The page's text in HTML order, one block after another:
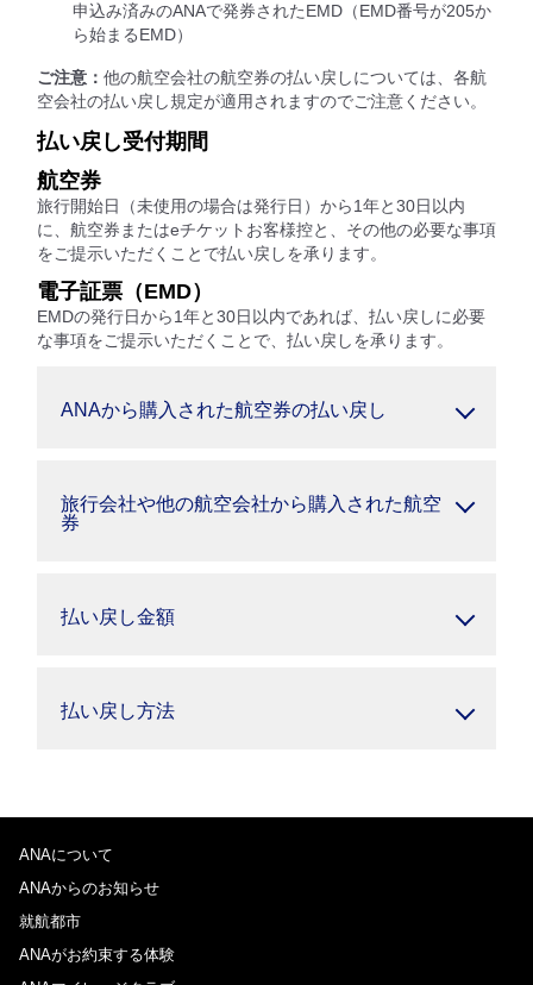
申込み済みのANAで発券されたEMD（EMD番号が205か
ら始まるEMD）
ご注意： 他の航空会社の航空券の払い戻しについては、各航
空会社の払い戻し規定が適用されますのでご注意ください。
払い戻し受付期間
航空券
旅行開始日（未使用の場合は発行日）から1年と30日以内
に、航空券またはeチケットお客様控と、その他の必要な事項
をご提示いただくことで払い戻しを承ります。
電子証票（EMD）
EMDの発行日から1年と30日以内であれば、払い戻しに必要
な事項をご提示いただくことで、払い戻しを承ります。
ANAから購入された航空券の払い戻し
旅行会社や他の航空会社から購入された航空
券
払い戻し金額
払い戻し方法
ANAについて
ANAからのお知らせ
就航都市
ANAがお約束する体験